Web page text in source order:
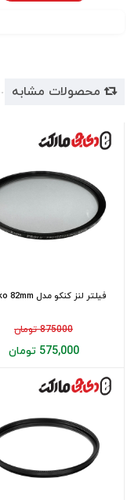
محصولات مشابه
فیلتر لنز کنکو مدل Kenko 82mm
875000 تومان
575,000 تومان